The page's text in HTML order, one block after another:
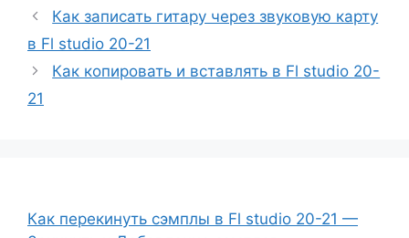
Как записать гитару через звуковую карту
в Fl studio 20-21
Как копировать и вставлять в Fl studio 20-
21
Как перекинуть сэмплы в Fl studio 20-21 —